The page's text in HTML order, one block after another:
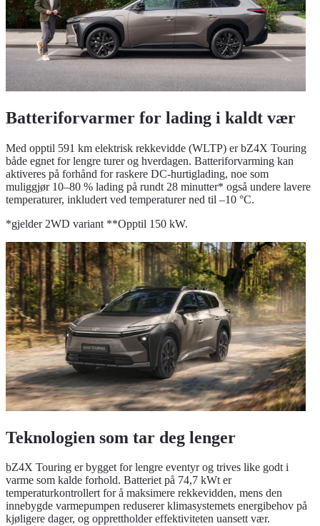
Batteriforvarmer for lading i kaldt vær
Med opptil 591 km elektrisk rekkevidde (WLTP) er bZ4X Touring
både egnet for lengre turer og hverdagen. Batteriforvarming kan
aktiveres på forhånd for raskere DC-hurtiglading, noe som
muliggjør 10–80 % lading på rundt 28 minutter* også undere lavere
temperaturer, inkludert ved temperaturer ned til –10 °C.
*gjelder 2WD variant **Opptil 150 kW.
Teknologien som tar deg lenger
bZ4X Touring er bygget for lengre eventyr og trives like godt i
varme som kalde forhold. Batteriet på 74,7 kWt er
temperaturkontrollert for å maksimere rekkevidden, mens den
innebygde varmepumpen reduserer klimasystemets energibehov på
kjøligere dager, og opprettholder effektiviteten uansett vær.